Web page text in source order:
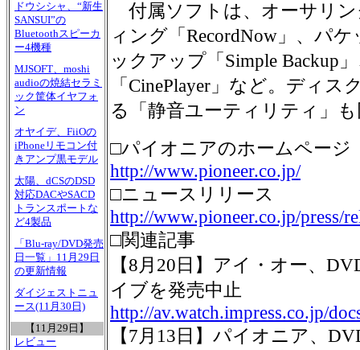
ドウシシャ、“新生
SANSUI”の
Bluetoothスピーカ
ー4機種
MJSOFT、moshi
audioの焼結セラミ
ック筐体イヤフォ
ン
オヤイデ、FiiOの
iPhoneリモコン付
きアンプ黒モデル
太陽、dCSのDSD
対応DACやSACD
トランスポートな
ど4製品
「Blu-ray/DVD発売
日一覧」11月29日
の更新情報
ダイジェストニュ
ース(11月30日)
【11月29日】
レビュー
付属ソフトは、オーサリ
ィング「RecordNow」、パ
ックアップ「Simple Backup
「CinePlayer」など。ディ
る「静音ユーティリティ」
□パイオニアのホームページ
http://www.pioneer.co.jp/
□ニュースリリース
http://www.pioneer.co.jp/press/
□関連記事
【8月20日】アイ・オー、
イブを発売中止
http://av.watch.impress.co.jp/
【7月13日】パイオニア、